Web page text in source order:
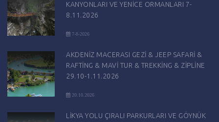
KANYONLARI VE YENİCE ORMANLARI 7-
8.11.2026
7-8-2026
AKDENİZ MACERASI GEZİ & JEEP SAFARİ &
RAFTİNG & MAVİ TUR & TREKKİNG & ZİPLİNE
29.10-1.11.2026
20.10.2026
LİKYA YOLU ÇIRALI PARKURLARI VE GÖYNÜK